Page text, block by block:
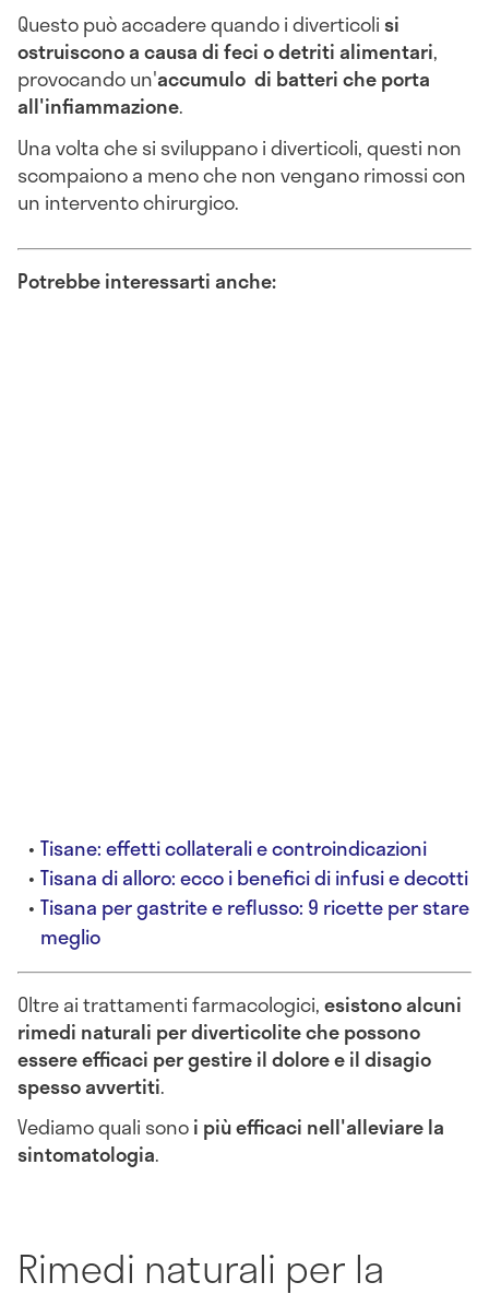
Questo può accadere quando i diverticolisi
ostruiscono a causa di feci o detriti alimentari,
provocando un'accumulo di batteri che porta
all'infiammazione.
Una volta che si sviluppano i diverticoli, questi non
scompaiono a meno che non vengano rimossi con
un intervento chirurgico.
Potrebbe interessarti anche:
Tisane: effetti collaterali e controindicazioni
Tisana di alloro: ecco i benefici di infusi e decotti
Tisana per gastrite e reflusso: 9 ricette per stare
meglio
Oltre ai trattamenti farmacologici,esistono alcuni
rimedi naturali per diverticolite che possono
essere efficaci per gestire il dolore e il disagio
spesso avvertiti.
Vediamo quali sonoi più efficaci nell'alleviare la
sintomatologia.
Rimedi naturali per la